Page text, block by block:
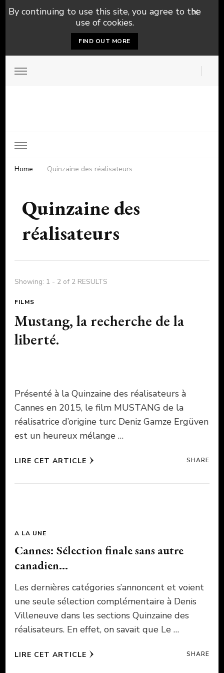
By continuing to use this site, you agree to the
use of cookies.
FIND OUT MORE
Home Quinzaine des réalisateurs
Quinzaine des
réalisateurs
Showing: 1 - 2 of 2 RESULTS
FILMS
Mustang, la recherche de la
liberté.
Présenté à la Quinzaine des réalisateurs à
Cannes en 2015, le film MUSTANG de la
réalisatrice d’origine turc Deniz Gamze Ergüven
est un heureux mélange …
LIRE CET ARTICLE SHARE
A LA UNE
Cannes: Sélection finale sans autre
canadien…
Les dernières catégories s’annoncent et voient
une seule sélection complémentaire à Denis
Villeneuve dans les sections Quinzaine des
réalisateurs. En effet, on savait que Le …
LIRE CET ARTICLE SHARE